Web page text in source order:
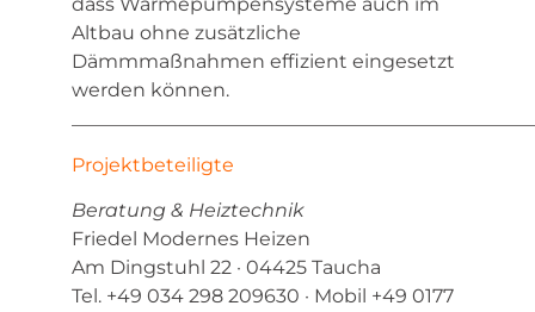
Altbau ohne zusätzliche
Dämmmaßnahmen effizient eingesetzt
werden können.
Projektbeteiligte
Beratung & Heiztechnik
Friedel Modernes Heizen
Am Dingstuhl 22 · 04425 Taucha
Tel. +49 034 298 209630 · Mobil +49 0177